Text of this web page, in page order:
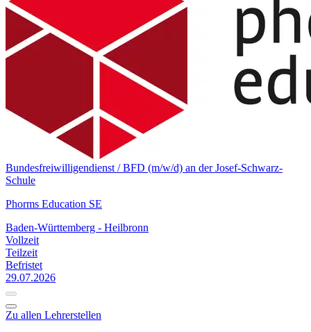
Bundesfreiwilligendienst / BFD (m/w/d) an der Josef-Schwarz-
Schule
Phorms Education SE
Baden-Württemberg - Heilbronn
Vollzeit
Teilzeit
Befristet
29.07.2026
Zu allen Lehrerstellen